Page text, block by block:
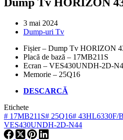
3 mai 2024
Dump-uri Tv
Fișier – Dump Tv HORIZON
Placă de bază – 17MB211S
Ecran – VES430UNDH-2D-
Memorie – 25Q16
DESCARCĂ
Etichete
# 17MB211S# 25Q16# 43HL6330F/B
VES430UNDH-2D-N44